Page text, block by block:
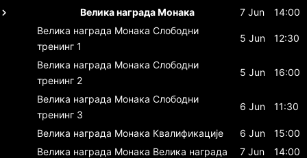
Велика награда Монака 7 Jun
14:00
Велика награда Монака Слободни
тренинг 1
5 Jun 12:30
Велика награда Монака Слободни
тренинг 2
5 Jun 16:00
Велика награда Монака Слободни
тренинг 3
6 Jun 11:30
Велика награда Монака Квалификације 6 Jun
15:00
Велика награда Монака Велика награда 7 Jun
14:00